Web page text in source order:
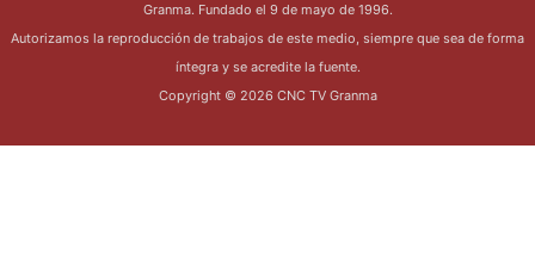
Granma. Fundado el 9 de mayo de 1996.
Autorizamos la reproducción de trabajos de este medio, siempre que sea de forma
íntegra y se acredite la fuente.
Copyright © 2026 CNC TV Granma